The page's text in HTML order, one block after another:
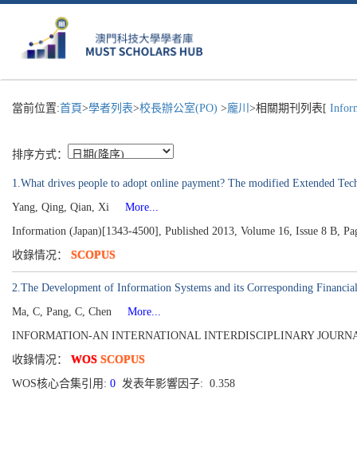
當前位置:首頁>學者列表>校長辦公室(PO) >龐川 >相關期刊列表[
排序方式：
1.What drives people to adopt online payment? The modified Extended
Yang, Qing, Qian, Xi
More...
Information (Japan)[1343-4500], Published 2013, Volume 16, Issue 8 B,
收錄情况： SCOPUS
2.The Development of Information Systems and its Corresponding
Ma, C, Pang, C, Chen
More...
INFORMATION-AN INTERNATIONAL INTERDISCIPLINARY
收錄情况： WOS SCOPUS
WOS核心合集引用: 0 发表年影響因子: 0.358